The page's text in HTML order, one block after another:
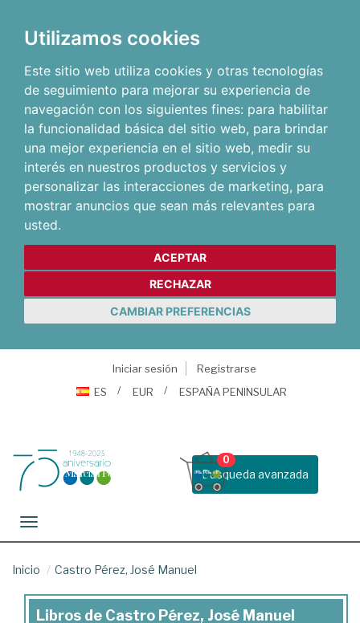
Utilizamos cookies
Este sitio web utiliza cookies y otras tecnologías
de seguimiento para mejorar su experiencia de
navegación con los siguientes fines: para habilitar
la funcionalidad básica del sitio web, para brindar
una mejor experiencia en el sitio web, medir su
interés en nuestros productos y servicios y
personalizar las interacciones de marketing, para
mostrar anuncios que sean más relevantes para
usted.
ACEPTAR
RECHAZAR
CAMBIAR PREFERENCIAS
Iniciar sesión
Registrarse
ES
EUR ESPAÑA PENINSULAR
Busqueda avanzada
0
Toggle navigation
Inicio Castro Pérez, José Manuel
Libros de Castro Pérez, José Manuel